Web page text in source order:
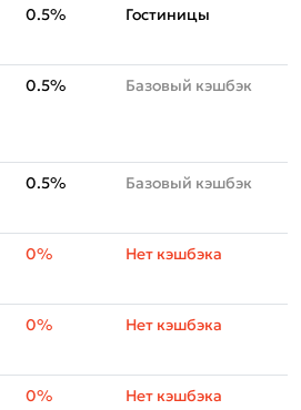
0.5% Гостиницы
0.5% Базовый кэшбэк
0.5% Базовый кэшбэк
0% Нет кэшбэка
0% Нет кэшбэка
0% Нет кэшбэка